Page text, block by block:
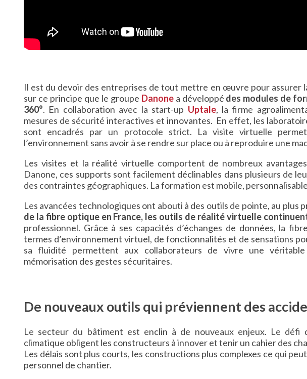
Il est du devoir des entreprises de tout mettre en œuvre pour assurer
sur ce principe que le groupe Danonea développé des modules de
360°. En collaboration avec la start-up Uptale, la firme
mesures de sécurité interactives et innovantes. En effet, les
sont encadrés par un protocole strict. La visite virtuelle
l’environnement sans avoir à se rendre sur place ou à reproduire une
Les visites et la réalité virtuelle comportent de nombreux
Danone, ces supports sont facilement déclinables dans plusieurs de
des contraintes géographiques. La formation est mobile,
Les avancées technologiques ont abouti à des outils de pointe, au plus
de la fibre optique en France, les outils de réalité virtuelle
professionnel. Grâce à ses capacités d’échanges de données, la
termes d’environnement virtuel, de fonctionnalités et de sensations
sa fluidité permettent aux collaborateurs de vivre une
mémorisation des gestes sécuritaires.
De nouveaux outils qui préviennent des
Le secteur du bâtiment est enclin à de nouveaux enjeux. Le défi
climatique obligent les constructeurs à innover et tenir un cahier des
Les délais sont plus courts, les constructions plus complexes ce qui
personnel de chantier.